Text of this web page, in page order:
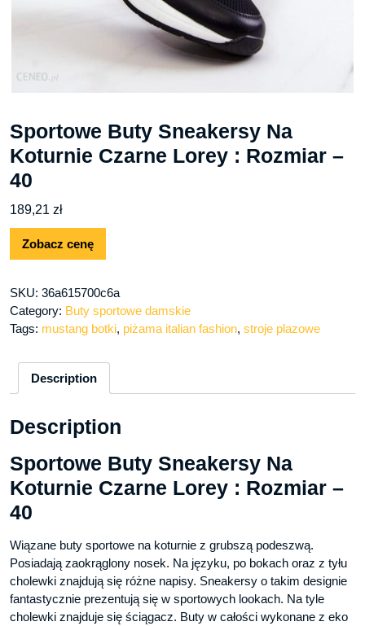
Sportowe Buty Sneakersy Na
Koturnie Czarne Lorey : Rozmiar –
40
189,21 zł
Zobacz cenę
SKU: 36a615700c6a
Category: Buty sportowe damskie
Tags: mustang botki, piżama italian fashion, stroje plazowe
Description
Description
Sportowe Buty Sneakersy Na
Koturnie Czarne Lorey : Rozmiar –
40
Wiązane buty sportowe na koturnie z grubszą podeszwą.
Posiadają zaokrąglony nosek. Na języku, po bokach oraz z tyłu
cholewki znajdują się różne napisy. Sneakersy o takim designie
fantastycznie prezentują się w sportowych lookach. Na tyle
cholewki znajduje się ściągacz. Buty w całości wykonane z eko